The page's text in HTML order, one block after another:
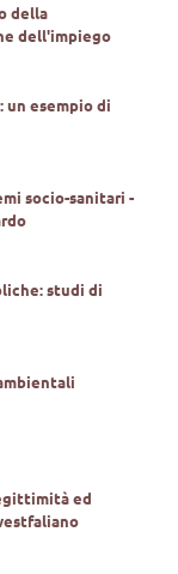
della
dell'impiego
un esempio di
socio-sanitari -
studi di
ed